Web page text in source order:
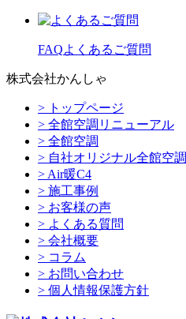
FAQよくあるご質問
株式会社かんしゃ
> トップページ
> 全館空調リニューアル
> 全館空調
> 自社オリジナル全館空調
> Air暖C4
> 施工事例
> お客様の声
> よくある質問
> 会社概要
> コラム
> お問い合わせ
> 個人情報保護方針